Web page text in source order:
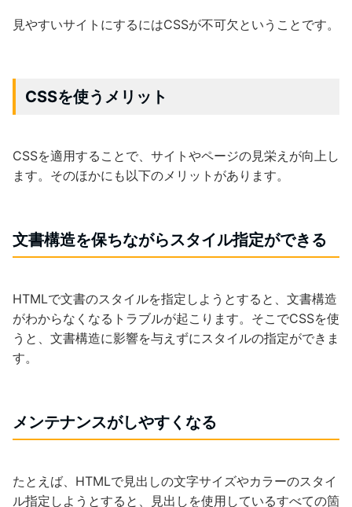
見やすいサイトにするにはCSSが不可欠ということです。
CSSを使うメリット
CSSを適用することで、サイトやページの見栄えが向上し
ます。そのほかにも以下のメリットがあります。
文書構造を保ちながらスタイル指定ができる
HTMLで文書のスタイルを指定しようとすると、文書構造
がわからなくなるトラブルが起こります。そこでCSSを使
うと、文書構造に影響を与えずにスタイルの指定ができま
す。
メンテナンスがしやすくなる
たとえば、HTMLで見出しの文字サイズやカラーのスタイ
ル指定しようとすると、見出しを使用しているすべての箇